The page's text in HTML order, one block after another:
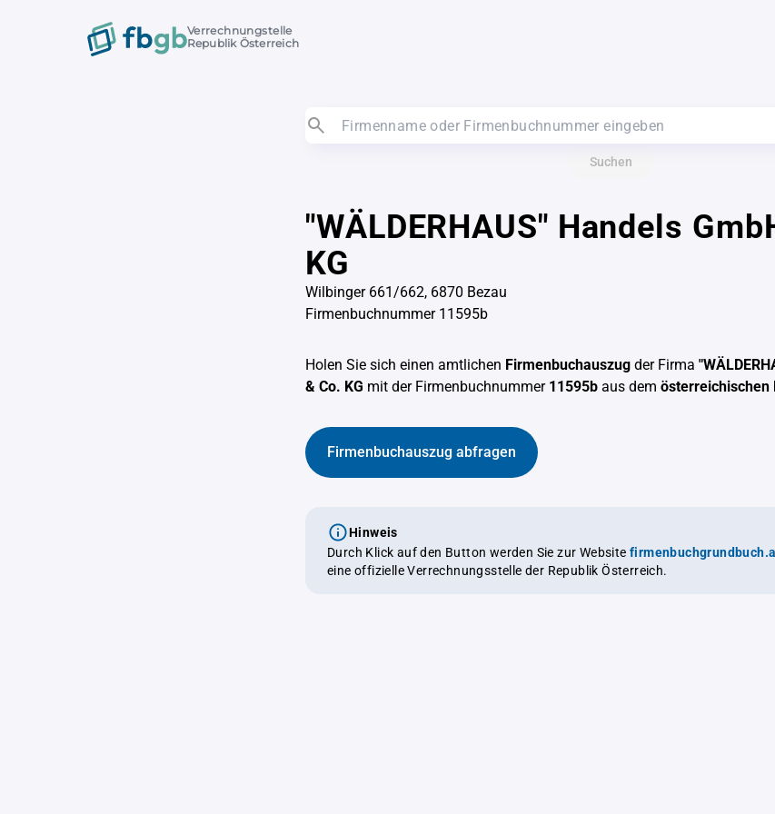
Verrechnungstelle
Republik Österreich
Suchen
"WÄLDERHAUS" Handels
KG
Wilbinger 661/662, 6870 Bezau
Firmenbuchnummer 11595b
Holen Sie sich einen amtlichen Firmenbuchauszug der Firma
& Co. KG mit der Firmenbuchnummer 11595b aus dem österreichischen
Firmenbuchauszug abfragen
Hinweis
Durch Klick auf den Button werden Sie zur Website
eine offizielle Verrechnungsstelle der Republik Österreich.